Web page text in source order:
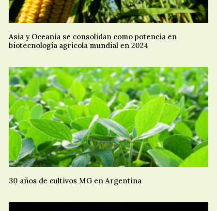
Asia y Oceanía se consolidan como potencia en
biotecnología agrícola mundial en 2024
30 años de cultivos MG en Argentina